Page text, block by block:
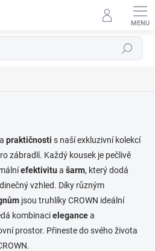
Hledat
a praktičnosti s naší exkluzivní kolekcí
zábradlí. Každý kousek je pečlivě
efektivitua šarm, který dodá
vzhled. Díky různým
jsou truhlíky CROWN ideální
kombinacielegancea
prostor. Přineste do svého života